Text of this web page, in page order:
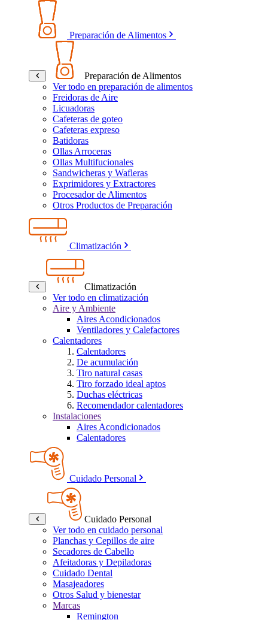
Preparación de Alimentos
Preparación de Alimentos
Ver todo en preparación de alimentos
Freidoras de Aire
Licuadoras
Cafeteras de goteo
Cafeteras expreso
Batidoras
Ollas Arroceras
Ollas Multifucionales
Sandwicheras y Wafleras
Exprimidores y Extractores
Procesador de Alimentos
Otros Productos de Preparación
Climatización
Climatización
Ver todo en climatización
Aire y Ambiente
Aires Acondicionados
Ventiladores y Calefactores
Calentadores
Calentadores
De acumulación
Tiro natural casas
Tiro forzado ideal aptos
Duchas eléctricas
Recomendador calentadores
Instalaciones
Aires Acondicionados
Calentadores
Cuidado Personal
Cuidado Personal
Ver todo en cuidado personal
Planchas y Cepillos de aire
Secadores de Cabello
Afeitadoras y Depiladoras
Cuidado Dental
Masajeadores
Otros Salud y bienestar
Marcas
Remington